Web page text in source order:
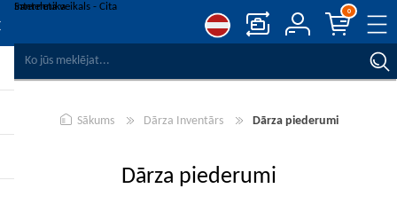
0
Sākums Dārza Inventārs Dārza piederumi
Dārza piederumi